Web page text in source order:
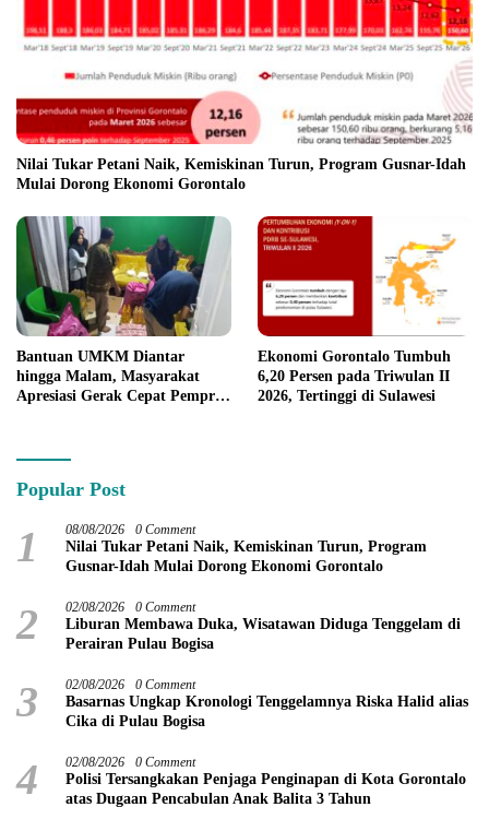
Nilai Tukar Petani Naik, Kemiskinan Turun, Program Gusnar-Idah
Mulai Dorong Ekonomi Gorontalo
Bantuan UMKM Diantar
hingga Malam, Masyarakat
Apresiasi Gerak Cepat Pemprov
Ekonomi Gorontalo Tumbuh
6,20 Persen pada Triwulan II
2026, Tertinggi di Sulawesi
Popular Post
1 08/08/2026 0 Comment
Nilai Tukar Petani Naik, Kemiskinan Turun, Program
Gusnar-Idah Mulai Dorong Ekonomi Gorontalo
2 02/08/2026 0 Comment
Liburan Membawa Duka, Wisatawan Diduga Tenggelam di
Perairan Pulau Bogisa
3 02/08/2026 0 Comment
Basarnas Ungkap Kronologi Tenggelamnya Riska Halid alias
Cika di Pulau Bogisa
4 02/08/2026 0 Comment
Polisi Tersangkakan Penjaga Penginapan di Kota Gorontalo
atas Dugaan Pencabulan Anak Balita 3 Tahun